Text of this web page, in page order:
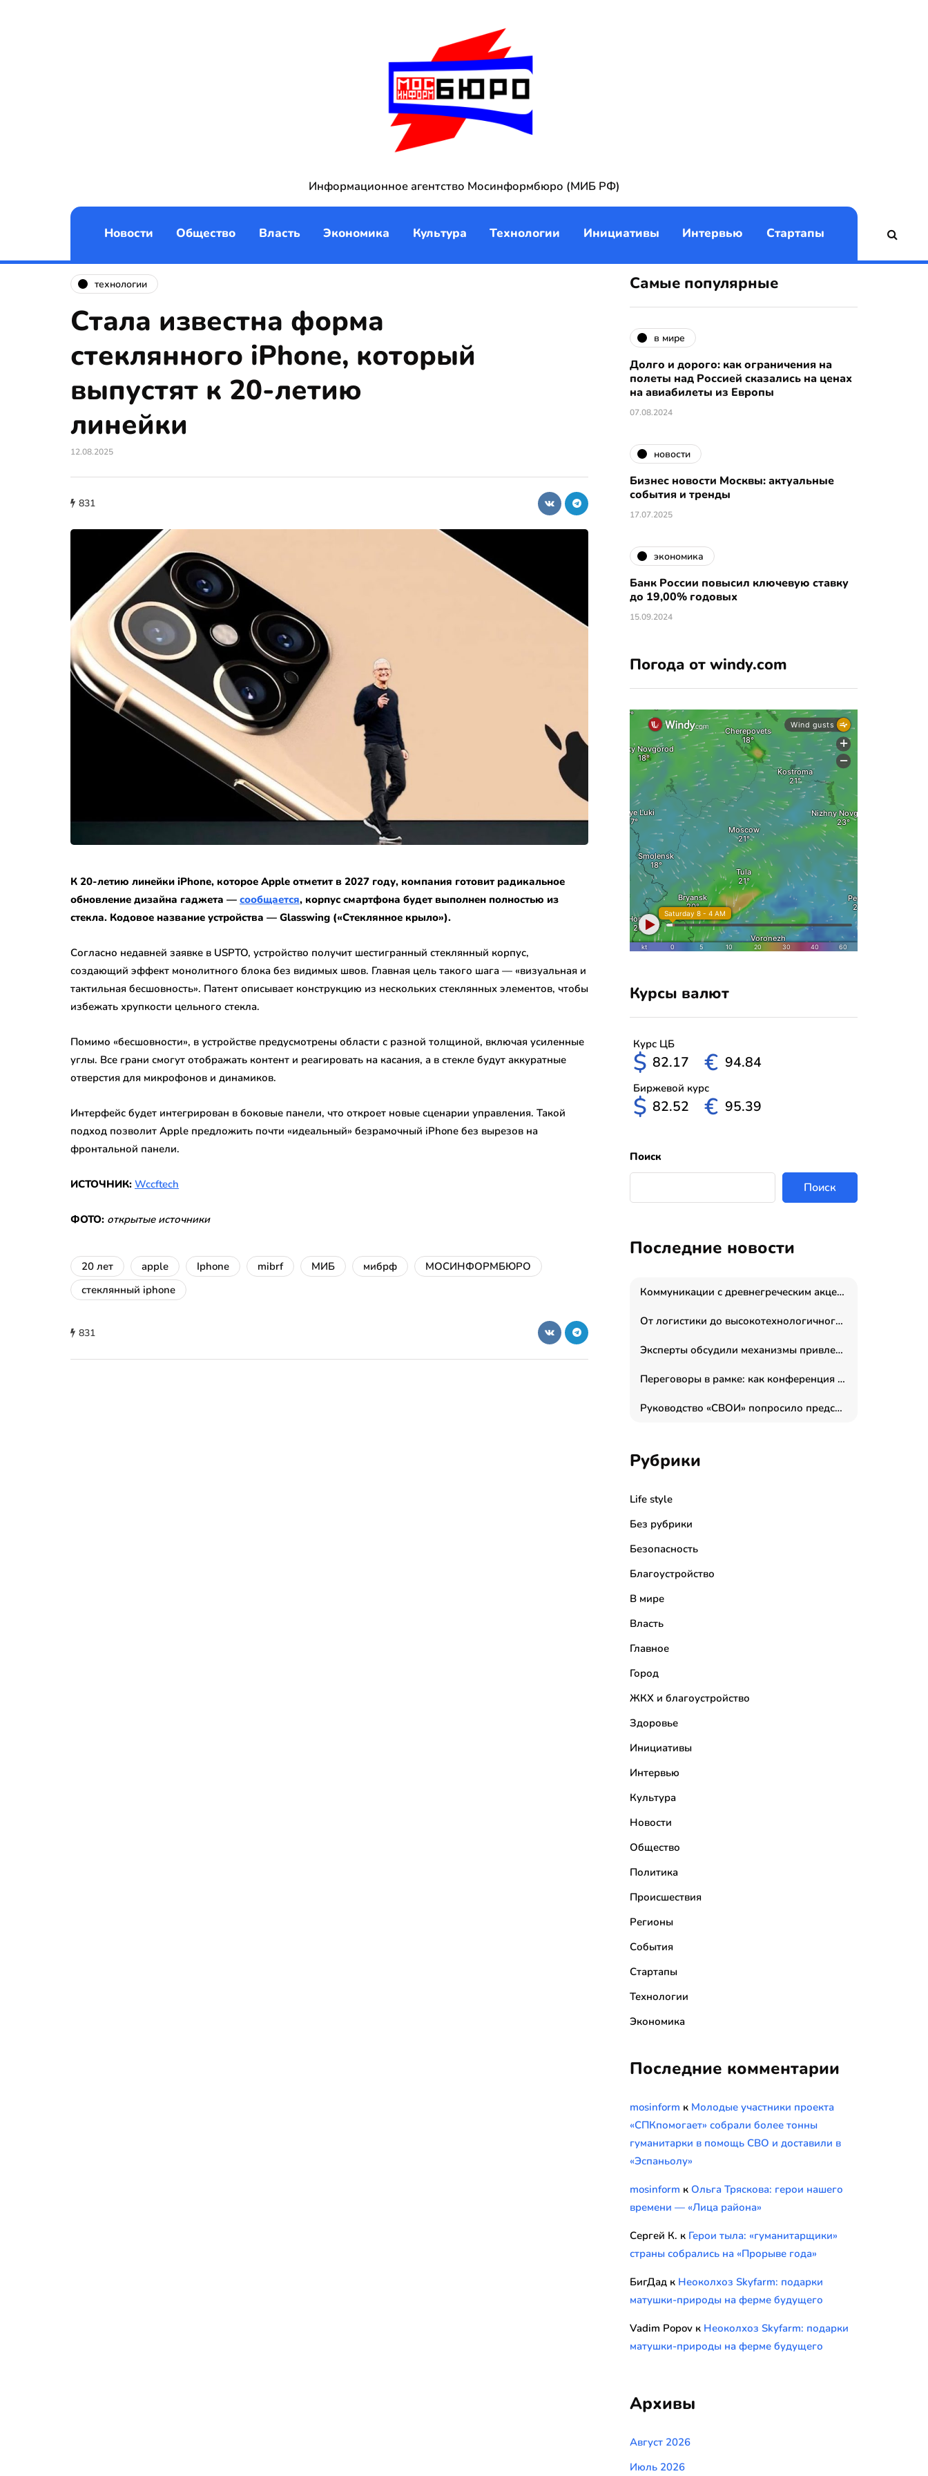
Информационное агентство Мосинформбюро (МИБ РФ)
Новости Общество Власть Экономика Культура Технологии Инициативы Интервью Стартапы
технологии
Стала известна форма
стеклянного iPhone, который
выпустят к 20-летию
линейки
12.08.2025
831
К 20-летию линейки iPhone, которое Apple отметит в 2027 году, компания готовит радикальное
обновление дизайна гаджета — сообщается, корпус смартфона будет выполнен полностью из
стекла. Кодовое название устройства — Glasswing («Стеклянное крыло»).
Согласно недавней заявке в USPTO, устройство получит шестигранный стеклянный корпус,
создающий эффект монолитного блока без видимых швов. Главная цель такого шага — «визуальная и
тактильная бесшовность». Патент описывает конструкцию из нескольких стеклянных элементов, чтобы
избежать хрупкости цельного стекла.
Помимо «бесшовности», в устройстве предусмотрены области с разной толщиной, включая усиленные
углы. Все грани смогут отображать контент и реагировать на касания, а в стекле будут аккуратные
отверстия для микрофонов и динамиков.
Интерфейс будет интегрирован в боковые панели, что откроет новые сценарии управления. Такой
подход позволит Apple предложить почти «идеальный» безрамочный iPhone без вырезов на
фронтальной панели.
ИСТОЧНИК: Wccftech
ФОТО: открытые источники
20 лет apple Iphone mibrf МИБ мибрф
МОСИНФОРМБЮРО
стеклянный iphone
831
Самые популярные
в мире
Долго и дорого: как ограничения на
полеты над Россией сказались на ценах
на авиабилеты из Европы
07.08.2024
новости
Бизнес новости Москвы: актуальные
события и тренды
17.07.2025
экономика
Банк России повысил ключевую ставку
до 19,00% годовых
15.09.2024
Погода от windy.com
Курсы валют
Курс ЦБ
$ 82.17 € 94.84
Биржевой курс
$ 82.52 € 95.39
Поиск
Поиск
Последние новости
Коммуникации с древнегреческим акцентом: медиаменеджер и журналист Владимир Дергачев запустил коммуникационное агентство «Сократ 2.0»
От логистики до высокотехнологичного производства: как основатель “гагаринга” выстраивает экосистему безопасности и гражданских БПЛА
Эксперты обсудили механизмы привлечения молодых специалистов в промышленные города
Переговоры в рамке: как конференция «Бизнес как искусство» переформатирует деловой этикет в стенах ТПП РФ
Руководство «СВОИ» попросило председателя СКР дать правовую оценку обысков в тыловом штабе
Рубрики
Life style
Без рубрики
Безопасность
Благоустройство
В мире
Власть
Главное
Город
ЖКХ и благоустройство
Здоровье
Инициативы
Интервью
Культура
Новости
Общество
Политика
Происшествия
Регионы
События
Стартапы
Технологии
Экономика
Последние комментарии
mosinform к Молодые участники проекта
«СПКпомогает» собрали более тонны
гуманитарки в помощь СВО и доставили в
«Эспаньолу»
mosinform к Ольга Тряскова: герои нашего
времени — «Лица района»
Сергей К. к Герои тыла: «гуманитарщики»
страны собрались на «Прорыве года»
БигДад к Неоколхоз Skyfarm: подарки
матушки-природы на ферме будущего
Vadim Popov к Неоколхоз Skyfarm: подарки
матушки-природы на ферме будущего
Архивы
Август 2026
Июль 2026